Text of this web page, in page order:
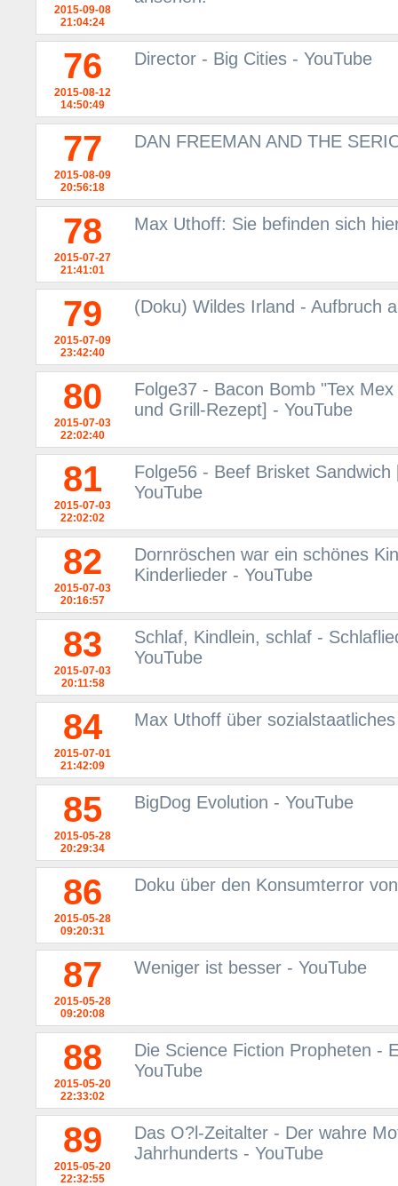
2015-09-08
21:04:24
76
2015-08-12
14:50:49
Director - Big Cities - YouTube
77
2015-08-09
20:56:18
DAN FREEMAN AND THE
78
2015-07-27
21:41:01
Max Uthoff: Sie befinden sich
79
2015-07-09
23:42:40
(Doku) Wildes Irland - Aufbruch
80
2015-07-03
22:02:40
Folge37 - Bacon Bomb "Tex
und Grill-Rezept] - YouTube
81
2015-07-03
22:02:02
Folge56 - Beef Brisket
YouTube
82
2015-07-03
20:16:57
Dornröschen war ein schönes
Kinderlieder - YouTube
83
2015-07-03
20:11:58
Schlaf, Kindlein, schlaf -
YouTube
84
2015-07-01
21:42:09
Max Uthoff über
85
2015-05-28
20:29:34
BigDog Evolution - YouTube
86
2015-05-28
09:20:31
Doku über den Konsumterror
87
2015-05-28
09:20:08
Weniger ist besser - YouTube
88
2015-05-20
22:33:02
Die Science Fiction Propheten -
YouTube
89
2015-05-20
22:32:55
Das O?l-Zeitalter - Der wahre
Jahrhunderts - YouTube